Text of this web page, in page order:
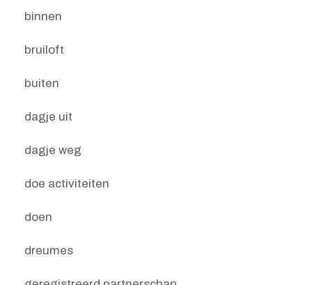
binnen
bruiloft
buiten
dagje uit
dagje weg
doe activiteiten
doen
dreumes